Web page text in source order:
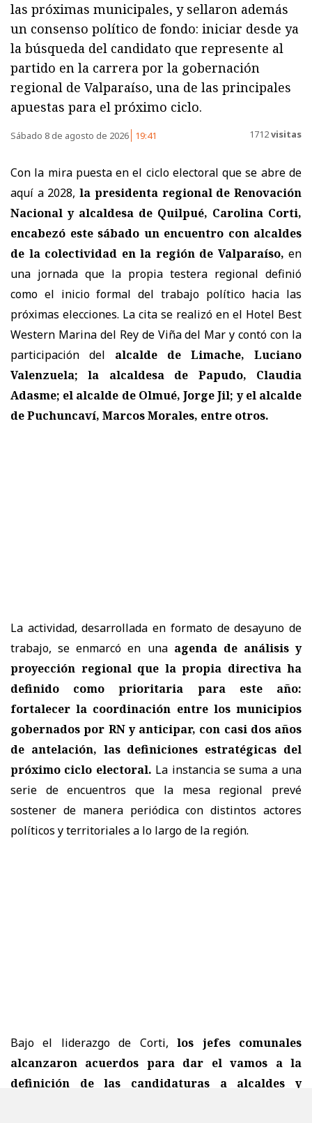
las próximas municipales, y sellaron además
un consenso político de fondo: iniciar desde ya
la búsqueda del candidato que represente al
partido en la carrera por la gobernación
regional de Valparaíso, una de las principales
apuestas para el próximo ciclo.
Sábado 8 de agosto de 2026 19:41 1712visitas
Con la mira puesta en el ciclo electoral que se abre de
aquí a 2028,la presidenta regional de Renovación
Nacional y alcaldesa de Quilpué, Carolina Corti,
encabezó este sábado un encuentro con alcaldes
de la colectividad en la región de Valparaíso, en
una jornada que la propia testera regional definió
como el inicio formal del trabajo político hacia las
próximas elecciones. La cita se realizó en el Hotel Best
Western Marina del Rey de Viña del Mar y contó con la
participación del alcalde de Limache, Luciano
Valenzuela; la alcaldesa de Papudo, Claudia
Adasme; el alcalde de Olmué, Jorge Jil; y el alcalde
de Puchuncaví, Marcos Morales, entre otros.
La actividad, desarrollada en formato de desayuno de
trabajo, se enmarcó en unaagenda de análisis y
proyección regional que la propia directiva ha
definido como prioritaria para este año:
fortalecer la coordinación entre los municipios
gobernados por RN y anticipar, con casi dos años
de antelación, las definiciones estratégicas del
próximo ciclo electoral. La instancia se suma a una
serie de encuentros que la mesa regional prevé
sostener de manera periódica con distintos actores
políticos y territoriales a lo largo de la región.
Bajo el liderazgo de Corti, los jefes comunales
alcanzaron acuerdos para dar el vamos a la
definición de las candidaturas a alcaldes y